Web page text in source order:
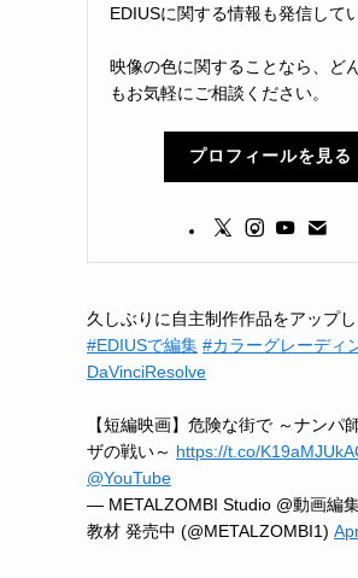
EDIUSに関する情報も発信して
映像の色に関することなら、ど
もお気軽にご相談ください。
プロフィールを見る
久しぶりに自主制作作品をアップし
#EDIUSで編集 #カラーグレーディ
DaVinciResolve
【短編映画】危険な街で ～ナンパ
ザの戦い～ https://t.co/
@YouTube
— METALZOMBI Studio @動画編
教材 発売中 (@METALZOMBI1)